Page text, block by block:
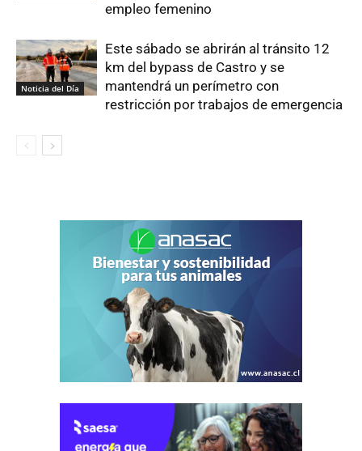
empleo femenino
Noticia del Día
Este sábado se abrirán al tránsito 12
km del bypass de Castro y se
mantendrá un perímetro con
restricción por trabajos de emergencia